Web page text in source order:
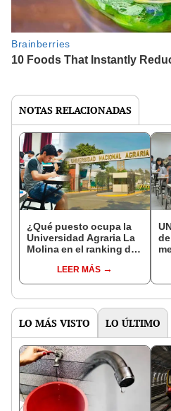
NOTAS RELACIONADAS
¿Qué puesto ocupa la
Universidad Agraria La
Molina en el ranking de
universidades del Perú?
LEER MÁS
LO MÁS VISTO LO ÚLTIMO